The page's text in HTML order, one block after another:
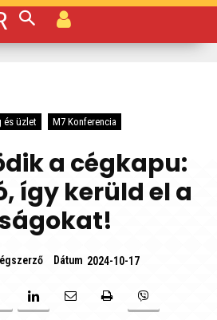
és üzlet M7 Konferencia
a cégkapu:
így kerüld el a
Dátum 2024-10-17